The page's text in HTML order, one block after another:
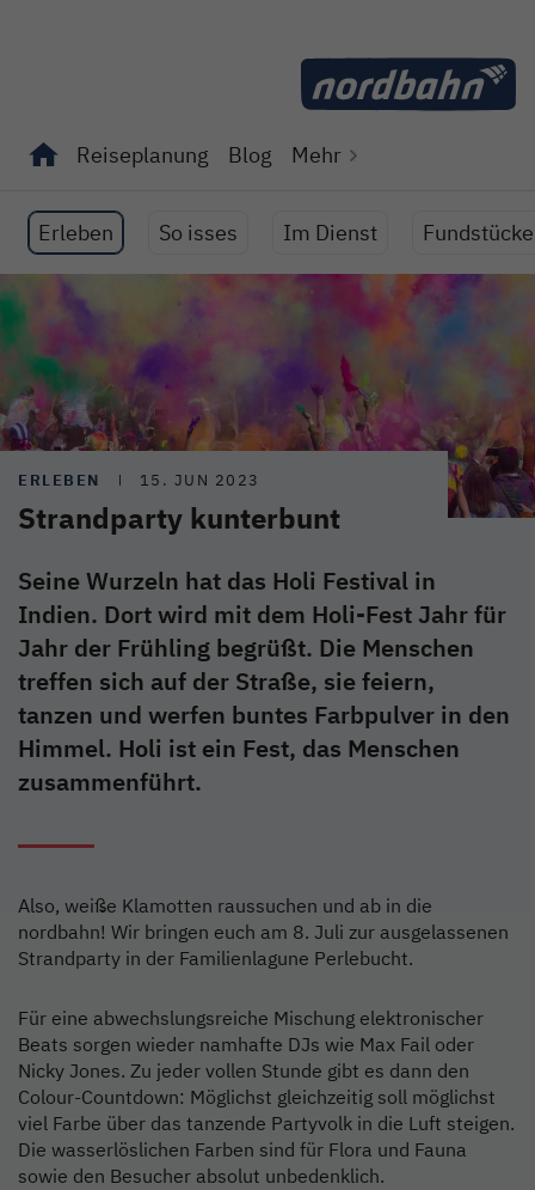
Reiseplanung Blog Mehr
Erleben So isses Im Dienst Fundstücke
ERLEBEN 15. JUN 2023
Strandparty kunterbunt
Seine Wurzeln hat das Holi Festival in
Indien. Dort wird mit dem Holi-Fest Jahr für
Jahr der Frühling begrüßt. Die Menschen
treffen sich auf der Straße, sie feiern,
tanzen und werfen buntes Farbpulver in den
Himmel. Holi ist ein Fest, das Menschen
zusammenführt.
Also, weiße Klamotten raussuchen und ab in die
nordbahn! Wir bringen euch am 8. Juli zur ausgelassenen
Strandparty in der Familienlagune Perlebucht.
Für eine abwechslungsreiche Mischung elektronischer
Beats sorgen wieder namhafte DJs wie Max Fail oder
Nicky Jones. Zu jeder vollen Stunde gibt es dann den
Colour-Countdown: Möglichst gleichzeitig soll möglichst
viel Farbe über das tanzende Partyvolk in die Luft steigen.
Die wasserlöslichen Farben sind für Flora und Fauna
sowie den Besucher absolut unbedenklich.